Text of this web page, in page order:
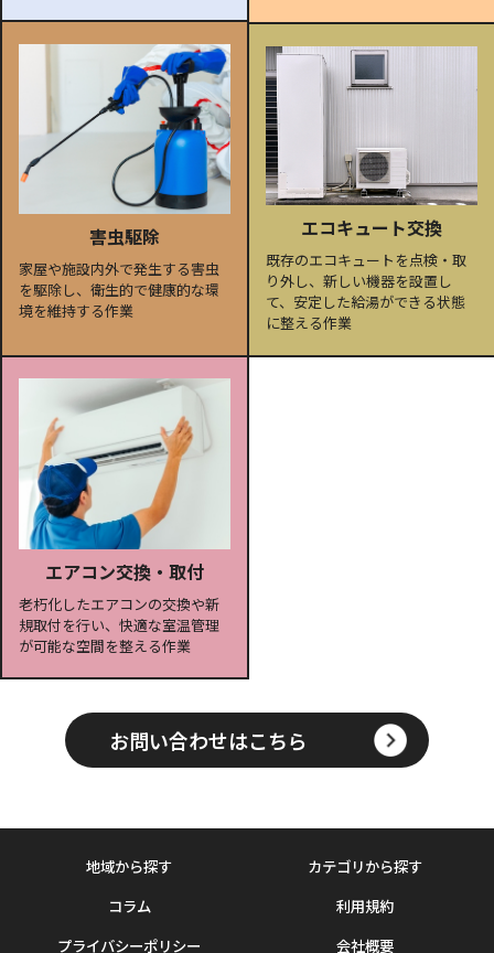
害虫駆除
家屋や施設内外で発生する害虫
を駆除し、衛生的で健康的な環
境を維持する作業
エコキュート交換
既存のエコキュートを点検・取
り外し、新しい機器を設置し
て、安定した給湯ができる状態
に整える作業
エアコン交換・取付
老朽化したエアコンの交換や新
規取付を行い、快適な室温管理
が可能な空間を整える作業
お問い合わせはこちら
地域から探す
カテゴリから探す
コラム
利用規約
プライバシーポリシー
会社概要